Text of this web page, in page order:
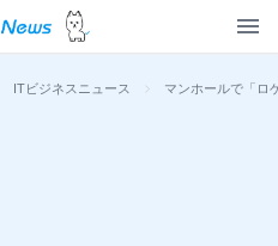
ITビジネスニュース > マンホールで「ロ